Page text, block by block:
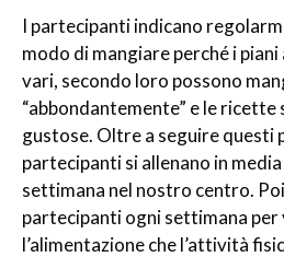
I partecipanti indicano
modo di mangiare perché i
vari, secondo loro possono
“abbondantemente” e le ricette
gustose. Oltre a seguire questi
partecipanti si allenano in
settimana nel nostro centro.
partecipanti ogni settimana per
l’alimentazione che l’attività